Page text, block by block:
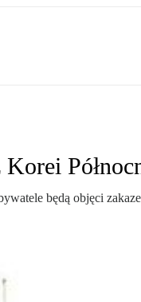
będą objęci